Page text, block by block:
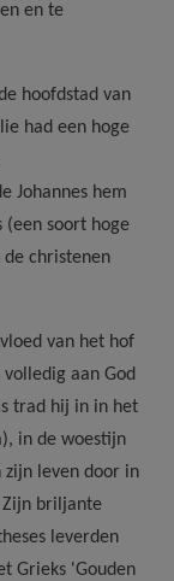
en te
hoofdstad van
had een hoge
Johannes hem
(een soort hoge
christenen
van het hof
aan God
trad hij in in het
in de woestijn
zijn leven door in
Zijn briljante
leverden
Grieks 'Gouden